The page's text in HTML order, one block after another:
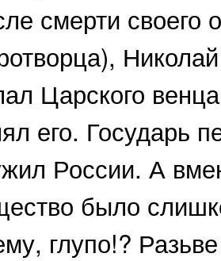
смерти своего
Царского
его. Государь
России. А
было
глупо!?